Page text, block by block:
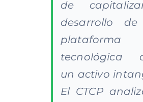
de
desarrollo
plataforma
tecnológica
un activo
El CTCP